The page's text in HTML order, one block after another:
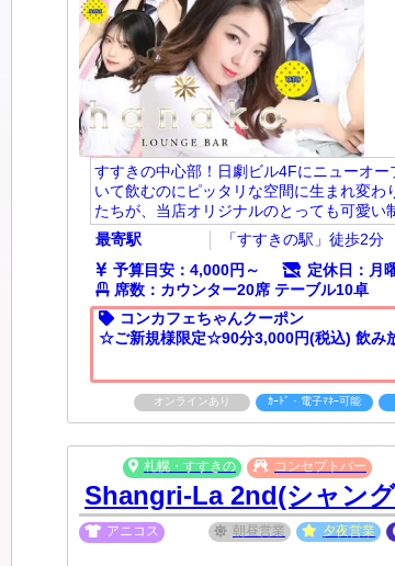
すすきの中心部！日劇ビル4Fにニューオ
いて飲むのにピッタリな空間に生まれ変わ
たちが、当店オリジナルのとっても可愛
最寄駅
「すすきの駅」徒歩2分
予算目安：4,000円～
定休日：月
席数：カウンター20席 テーブル10卓
コンカフェちゃんクーポン
☆ご新規様限定☆90分3,000円(​税​込​)​ ​飲​み​
オンラインあり ｶｰﾄﾞ・電子ﾏﾈｰ可能
札幌・すすきの コンセプトバー
Shangri-La 2nd(シャン
アニコス 朝昼営業 夕夜営業